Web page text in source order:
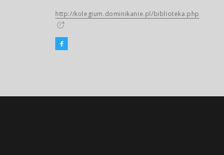
http://kolegium.dominikanie.pl/biblioteka.php